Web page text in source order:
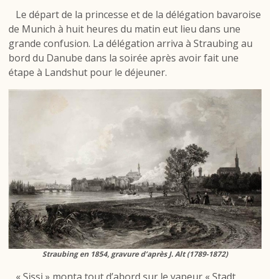
Le départ de la princesse et de la délégation bavaroise
de Munich à huit heures du matin eut lieu dans une
grande confusion. La délégation arriva à Straubing au
bord du Danube dans la soirée après avoir fait une
étape à Landshut pour le déjeuner.
Straubing en 1854, gravure d’après J. Alt (1789-1872)